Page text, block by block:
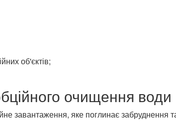
об'єктів;
очищення води
завантаження, яке поглинає забруднення